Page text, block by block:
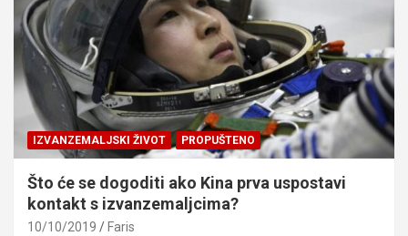
IZVANZEMALJSKI ŽIVOT PROPUŠTENO
Što će se dogoditi ako Kina prva uspostavi
kontakt s izvanzemaljcima?
10/10/2019 Faris